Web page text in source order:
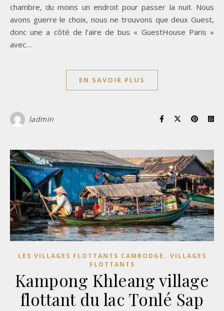
chambre, du moins un endroit pour passer la nuit. Nous
avons guerre le choix, nous ne trouvons que deux Guest,
donc une a côté de l’aire de bus « GuestHouse Paris »
avec…
EN SAVOIR PLUS
ladmin
LES VILLAGES FLOTTANTS CAMBODGE , VILLAGES
FLOTTANTS
Kampong Khleang village
flottant du lac Tonlé Sap